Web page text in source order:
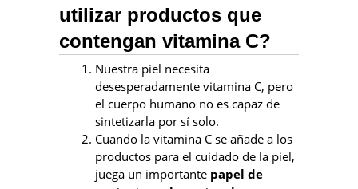
utilizar productos que
contengan vitamina C?
Nuestra piel necesita
desesperadamente vitamina C, pero
el cuerpo humano no es capaz de
sintetizarla por sí solo.
Cuando la vitamina C se añade a los
productos para el cuidado de la piel,
juega un importante papel de